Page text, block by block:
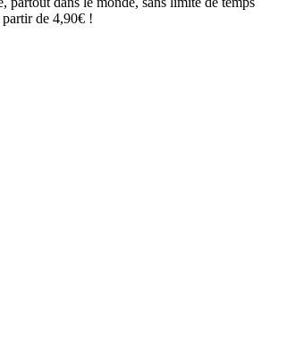
de 4,90€ !